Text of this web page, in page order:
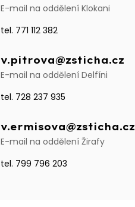
E-mail na oddělení Klokani
tel. 771 112 382
v.pitrova@zsticha.cz
E-mail na oddělení Delfíni
tel. 728 237 935
v.ermisova@zsticha.cz
E-mail na oddělení Žirafy
tel. 799 796 203